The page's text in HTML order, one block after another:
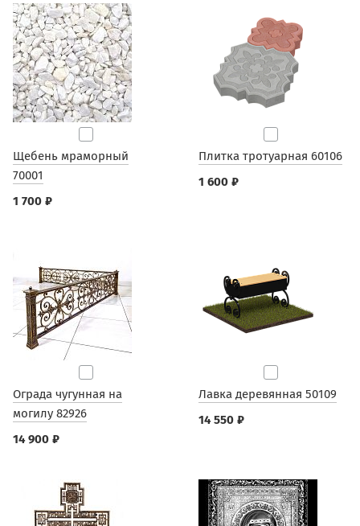
Щебень мраморный
70001
1 700 ₽
Плитка тротуарная 60106
1 600 ₽
Ограда чугунная на
могилу 82926
14 900 ₽
Лавка деревянная 50109
14 550 ₽